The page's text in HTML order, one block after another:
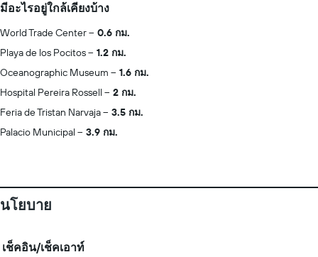
มีอะไรอยู่ใกล้เคียงบ้าง
World Trade Center
0.6 กม.
Playa de los Pocitos
1.2 กม.
Oceanographic Museum
1.6 กม.
Hospital Pereira Rossell
2 กม.
Feria de Tristan Narvaja
3.5 กม.
Palacio Municipal
3.9 กม.
นโยบาย
เช็คอิน/เช็คเอาท์